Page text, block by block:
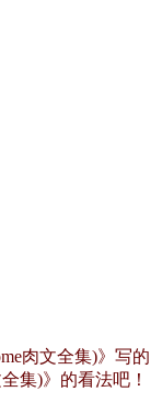
肉文全集)》写的
集)》的看法吧！